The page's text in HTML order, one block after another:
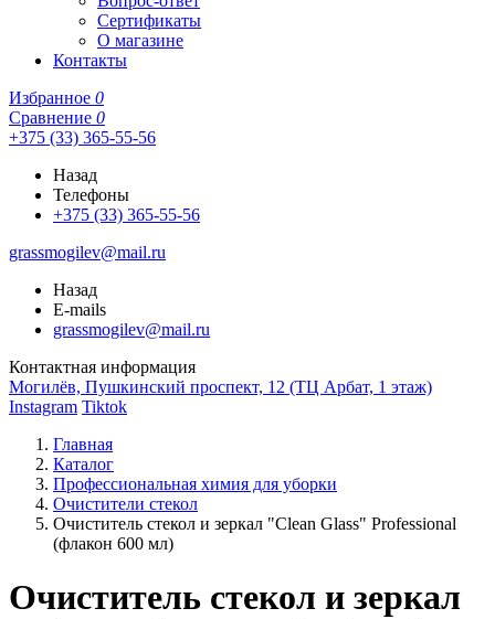
Сертификаты
О магазине
Контакты
Избранное 0
Сравнение 0
+375 (33) 365-55-56
Назад
Телефоны
+375 (33) 365-55-56
grassmogilev@mail.ru
Назад
E-mails
grassmogilev@mail.ru
Контактная информация
Могилёв, Пушкинский проспект, 12 (ТЦ Арбат, 1 этаж)
Instagram Tiktok
Главная
Каталог
Профессиональная химия для уборки
Очистители стекол
Очиститель стекол и зеркал "Clean Glass" Professional
(флакон 600 мл)
Очиститель стекол и зеркал